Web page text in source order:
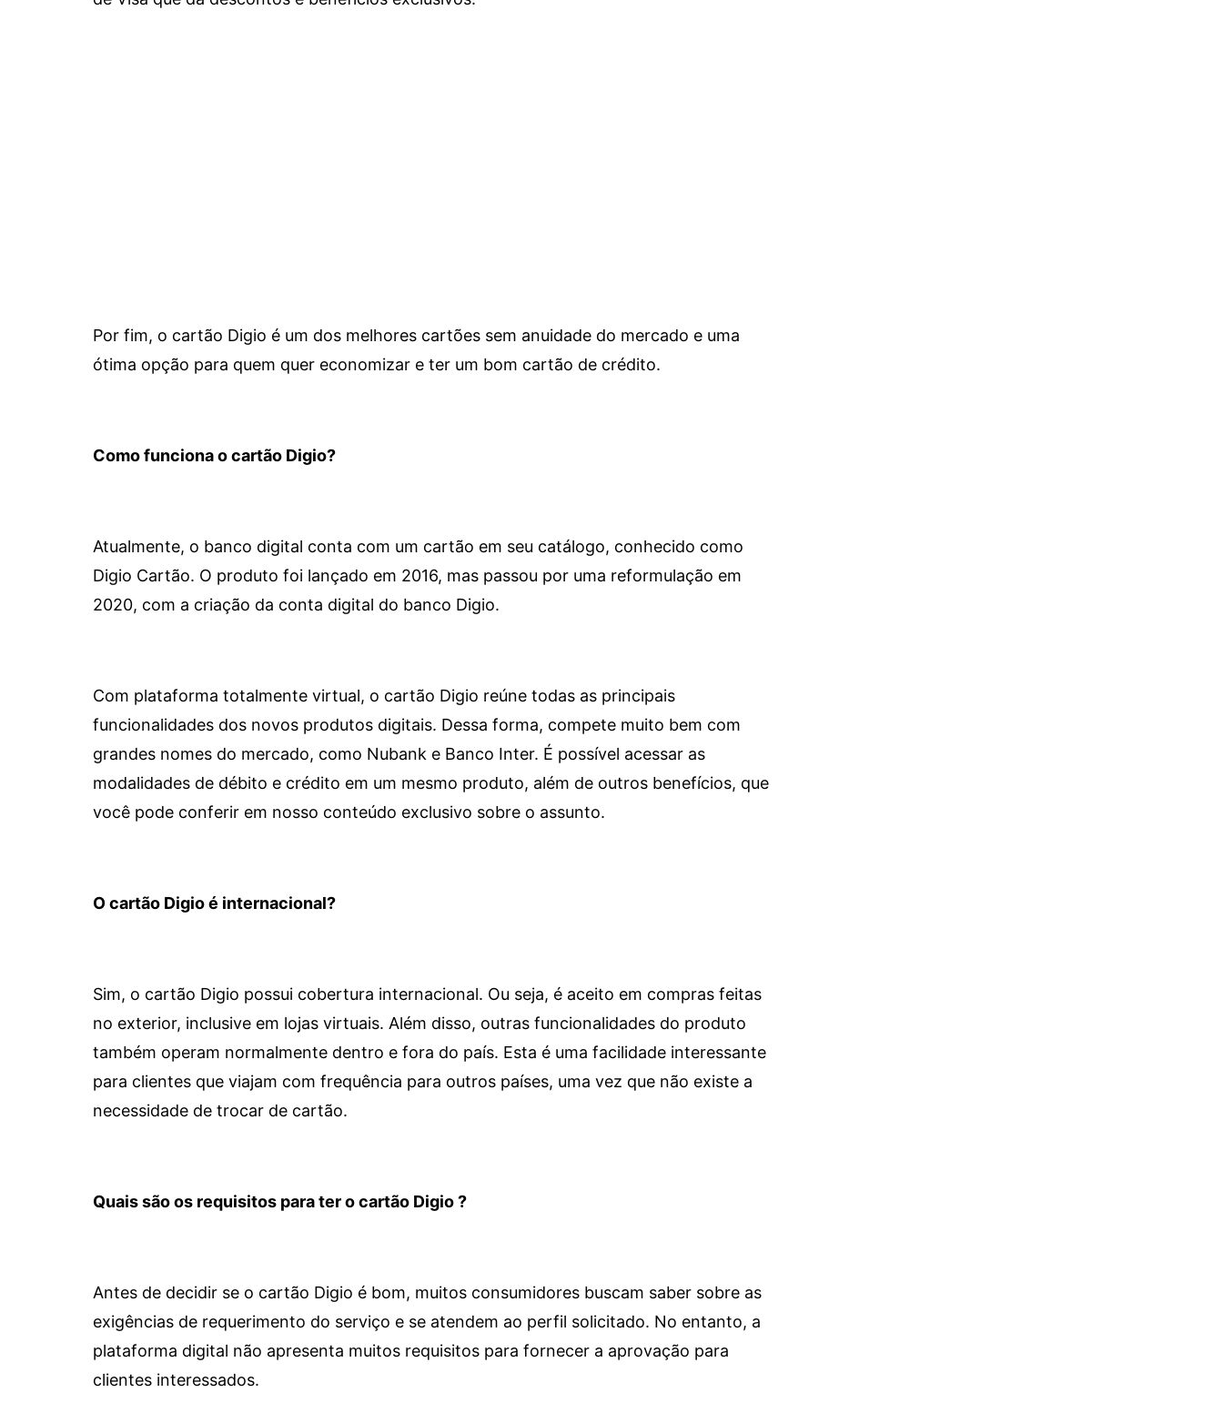
Por fim, o cartão Digio é um dos melhores cartões sem anuidade do mercado e uma
ótima opção para quem quer economizar e ter um bom cartão de crédito.
Como funciona o cartão Digio?
Atualmente, o banco digital conta com um cartão em seu catálogo, conhecido como
Digio Cartão. O produto foi lançado em 2016, mas passou por uma reformulação em
2020, com a criação da conta digital do banco Digio.
Com plataforma totalmente virtual, o cartão Digio reúne todas as principais
funcionalidades dos novos produtos digitais. Dessa forma, compete muito bem com
grandes nomes do mercado, como Nubank e Banco Inter. É possível acessar as
modalidades de débito e crédito em um mesmo produto, além de outros benefícios, que
você pode conferir em nosso conteúdo exclusivo sobre o assunto.
O cartão Digio é internacional?
Sim, o cartão Digio possui cobertura internacional. Ou seja, é aceito em compras feitas
no exterior, inclusive em lojas virtuais. Além disso, outras funcionalidades do produto
também operam normalmente dentro e fora do país. Esta é uma facilidade interessante
para clientes que viajam com frequência para outros países, uma vez que não existe a
necessidade de trocar de cartão.
Quais são os requisitos para ter o cartão Digio ?
Antes de decidir se o cartão Digio é bom, muitos consumidores buscam saber sobre as
exigências de requerimento do serviço e se atendem ao perfil solicitado. No entanto, a
plataforma digital não apresenta muitos requisitos para fornecer a aprovação para
clientes interessados.